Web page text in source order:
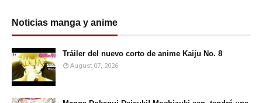
Noticias manga y anime
Tráiler del nuevo corto de anime Kaiju No. 8
August 07, 2026